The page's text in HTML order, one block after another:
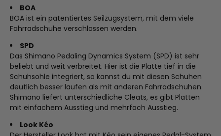
BOA
BOA ist ein patentiertes Seilzugsystem, mit dem viele
Fahrradschuhe verschlossen werden.
SPD
Das Shimano Pedaling Dynamics System (SPD) ist sehr
beliebt und weit verbreitet. Hier ist die Platte tief in die
Schuhsohle integriert, so kannst du mit diesen Schuhen
deutlich besser laufen als mit anderen Fahrradschuhen.
Shimano liefert unterschiedliche Cleats, es gibt Platten
mit einfachem Ausstieg und mehrfach Ausstieg.
Look Kéo